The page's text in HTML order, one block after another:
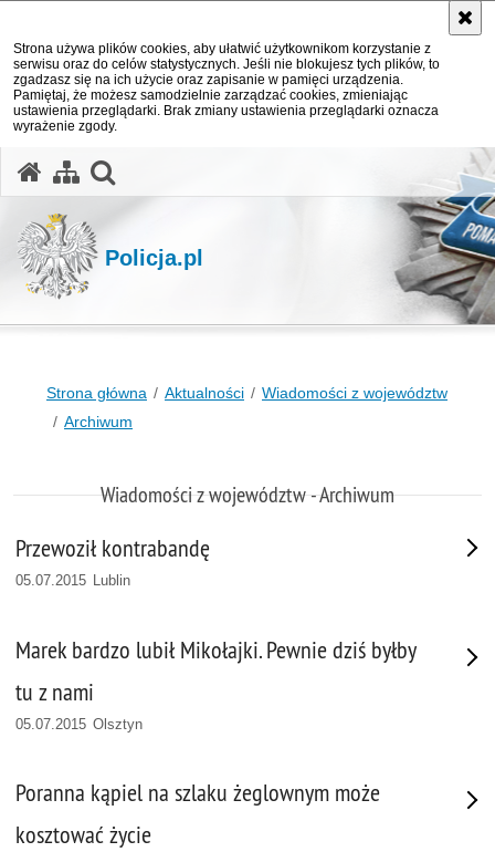
Strona używa plików cookies, aby ułatwić użytkownikom korzystanie z
serwisu oraz do celów statystycznych. Jeśli nie blokujesz tych plików, to
zgadzasz się na ich użycie oraz zapisanie w pamięci urządzenia.
Pamiętaj, że możesz samodzielnie zarządzać cookies, zmieniając
ustawienia przeglądarki. Brak zmiany ustawienia przeglądarki oznacza
wyrażenie zgody.
Policja.pl
Strona główna Aktualności
Wiadomości z województw
Archiwum
Wiadomości z województw - Archiwum
Przewoził kontrabandę
05.07.2015 Lublin
Marek bardzo lubił Mikołajki. Pewnie dziś byłby
tu z nami
05.07.2015 Olsztyn
Poranna kąpiel na szlaku żeglownym może
kosztować życie